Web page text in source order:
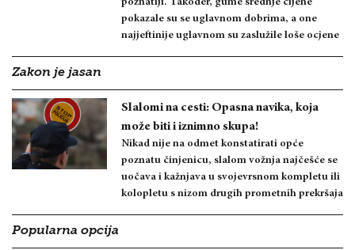
pokazale su se uglavnom dobrima, a one
najjeftinije uglavnom su zaslužile loše ocjene
Zakon je jasan
Slalomi na cesti: Opasna navika, koja
može biti i iznimno skupa!
Nikad nije na odmet konstatirati opće
poznatu činjenicu, slalom vožnja najčešće se
uočava i kažnjava u svojevrsnom kompletu ili
kolopletu s nizom drugih prometnih prekršaja
Popularna opcija